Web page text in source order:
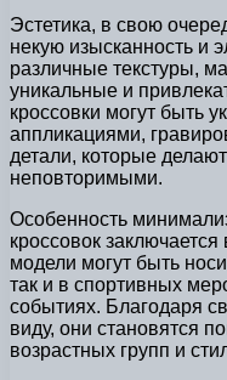
Эстетика, в свою
некую изысканность и
различные текстуры,
уникальные и
кроссовки могут быть
аппликациями,
детали, которые
неповторимыми.
Особенность
кроссовок
модели могут быть
так и в спортивных
событиях. Благодаря
виду, они становятся
возрастных групп и